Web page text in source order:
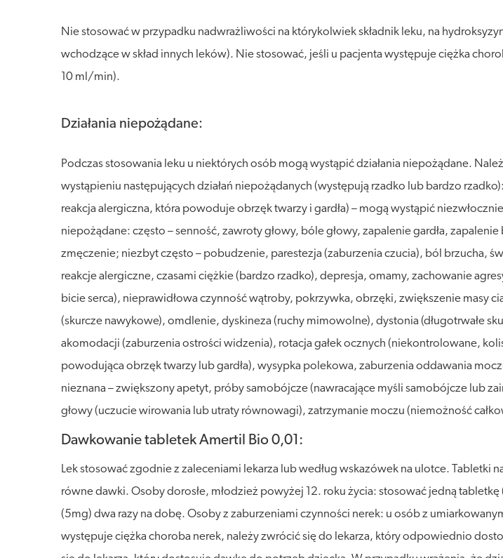
Nie stosować w przypadku nadwrażliwości na którykolwiek składnik leku, na
wchodzące w skład innych leków). Nie stosować, jeśli u pacjenta występuje ciężka
10 ml/min).
Działania niepożądane:
Podczas stosowania leku u niektórych osób mogą wystąpić działania niepożądane.
wystąpieniu następujących działań niepożądanych (występują rzadko lub bardzo
reakcja alergiczna, która powoduje obrzęk twarzy i gardła) – mogą wystąpić
niepożądane: często – senność, zawroty głowy, bóle głowy, zapalenie gardła,
zmęczenie; niezbyt często – pobudzenie, parestezja (zaburzenia czucia), ból brzucha,
reakcje alergiczne, czasami ciężkie (bardzo rzadko), depresja, omamy, zachowanie
bicie serca), nieprawidłowa czynność wątroby, pokrzywka, obrzęki, zwiększenie masy
(skurcze nawykowe), omdlenie, dyskineza (ruchy mimowolne), dystonia (długotrwałe
akomodacji (zaburzenia ostrości widzenia), rotacja gałek ocznych (niekontrolowane,
powodująca obrzęk twarzy lub gardła), wysypka polekowa, zaburzenia oddawania
nieznana – zwiększony apetyt, próby samobójcze (nawracające myśli samobójcze lub
głowy (uczucie wirowania lub utraty równowagi), zatrzymanie moczu (niemożność
Dawkowanie tabletek Amertil Bio 0,01:
Lek stosować zgodnie z zaleceniami lekarza lub według wskazówek na ulotce. Tabletki
równe dawki. Osoby dorosłe, młodzież powyżej 12. roku życia: stosować jedną
(5mg) dwa razy na dobę. Osoby z zaburzeniami czynności nerek: u osób z
występuje ciężka choroba nerek, należy zwrócić się do lekarza, który odpowiednio